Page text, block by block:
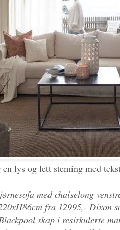
en lys og lett steming med
med chaiselong
fra 12995,- Dixon
skap i resirkulerte